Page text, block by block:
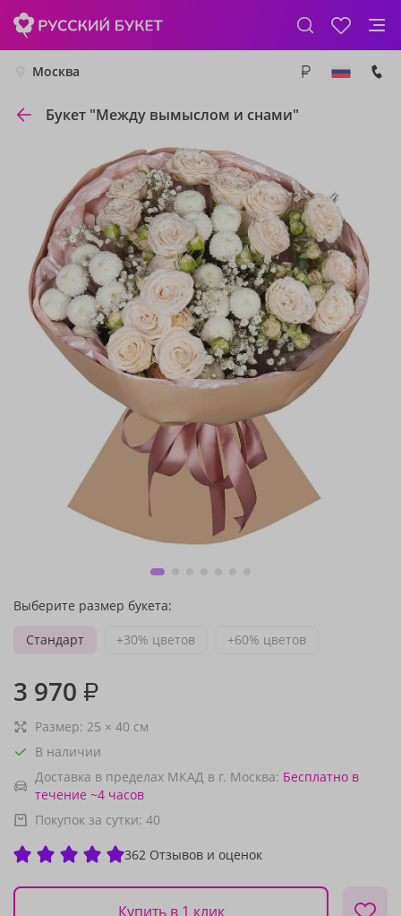
Москва
Букет "Между вымыслом и снами"
Выберите размер букета:
Стандарт
+30% цветов +60% цветов
3 970 ₽
Размер: 25 × 40 см
В наличии
Доставка в пределах МКАД в г. Москва: Бесплатно в
течение ~4 часов
Покупок за сутки: 40
362 Отзывов и оценок
Купить в 1 клик